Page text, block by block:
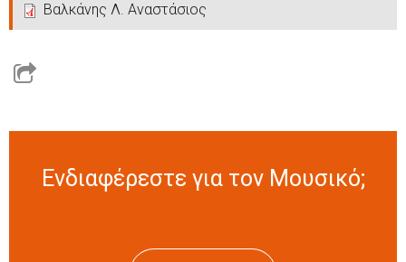
Βαλκάνης Λ. Αναστάσιος
Ενδιαφέρεστε για τον Μουσικό;